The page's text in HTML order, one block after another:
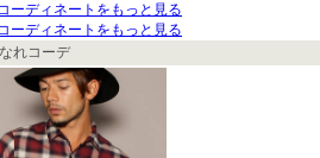
ーディネートをもっと見る
ーディネートをもっと見る
れコーデ